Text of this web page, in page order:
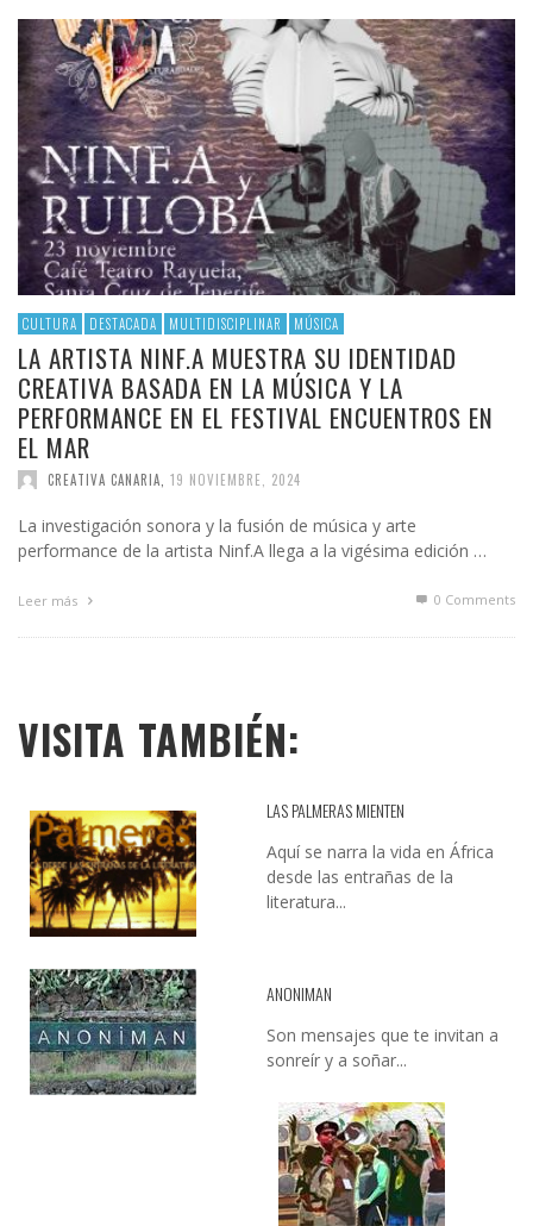
CULTURA DESTACADA MULTIDISCIPLINAR MÚSICA
LA ARTISTA NINF.A MUESTRA SU IDENTIDAD
CREATIVA BASADA EN LA MÚSICA Y LA
PERFORMANCE EN EL FESTIVAL ENCUENTROS EN
EL MAR
CREATIVA CANARIA 19 NOVIEMBRE, 2024
La investigación sonora y la fusión de música y arte
performance de la artista Ninf.A llega a la vigésima edición …
Leer más 0 Comments
VISITA TAMBIÉN:
LAS PALMERAS MIENTEN
Aquí se narra la vida en África
desde las entrañas de la
literatura...
ANONIMAN
Son mensajes que te invitan a
sonreír y a soñar...